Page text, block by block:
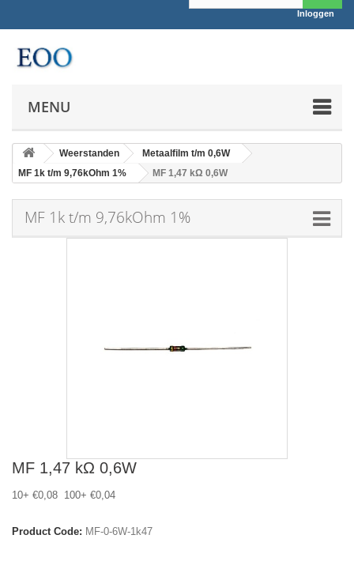
Inloggen
MENU
Weerstanden
Metaalfilm t/m 0,6W
MF 1k t/m 9,76kOhm 1%
MF 1,47 kΩ 0,6W
MF 1k t/m 9,76kOhm 1%
MF 1,47 kΩ 0,6W
10+ €0,08 100+ €0,04
Product Code: MF-0-6W-1k47